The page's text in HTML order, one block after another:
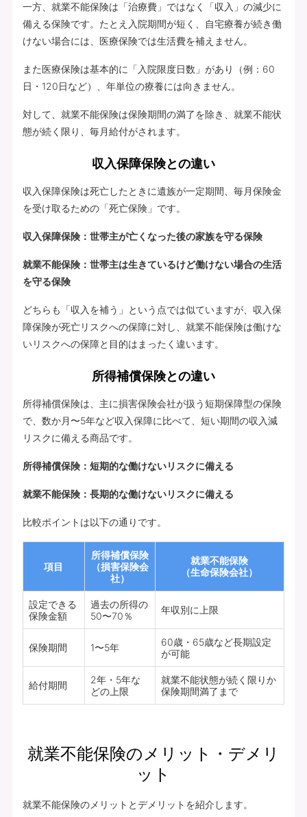
一方、就業不能保険は「治療費」ではなく「収入」の減少に
備える保険です。たとえ入院期間が短く、自宅療養が続き働
けない場合には、医療保険では生活費を補えません。
また医療保険は基本的に「入院限度日数」があり（例：60
日・120日など）、年単位の療養には向きません。
対して、就業不能保険は保険期間の満了を除き、就業不能状
態が続く限り、毎月給付がされます。
収入保障保険との違い
収入保障保険は死亡したときに遺族が一定期間、毎月保険金
を受け取るための「死亡保険」です。
収入保障保険：世帯主が亡くなった後の家族を守る保険
就業不能保険：世帯主は生きているけど働けない場合の生活
を守る保険
どちらも「収入を補う」という点では似ていますが、収入保
障保険が死亡リスクへの保障に対し、就業不能保険は働けな
いリスクへの保障と目的はまったく違います。
所得補償保険との違い
所得補償保険は、主に損害保険会社が扱う短期保障型の保険
で、数か月〜5年など収入保障に比べて、短い期間の収入減
リスクに備える商品です。
所得補償保険：短期的な働けないリスクに備える
就業不能保険：長期的な働けないリスクに備える
比較ポイントは以下の通りです。
項目
所得補償保険
（損害保険会
社）
就業不能保険
（生命保険会社）
設定できる
保険金額
過去の所得の
50〜70％
年収別に上限
保険期間 1〜5年
60歳・65歳など長期設定
が可能
給付期間
2年・5年な
どの上限
就業不能状態が続く限りか
保険期間満了まで
就業不能保険のメリット・デメリ
ット
就業不能保険のメリットとデメリットを紹介します。